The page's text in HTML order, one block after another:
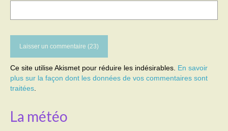
Ce site utilise Akismet pour réduire les indésirables. En savoir
plus sur la façon dont les données de vos commentaires sont
traitées
La météo